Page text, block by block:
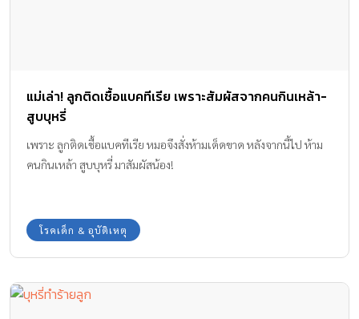
แม่เล่า! ลูกติดเชื้อแบคทีเรีย เพราะสัมผัสจากคนกินเหล้า-
สูบบุหรี่
เพราะ ลูกติดเชื้อแบคทีเรีย หมอจึงสั่งห้ามเด็ดขาด หลังจากนี้ไป ห้าม
คนกินเหล้า สูบบุหรี่ มาสัมผัสน้อง!
โรคเด็ก & อุบัติเหตุ